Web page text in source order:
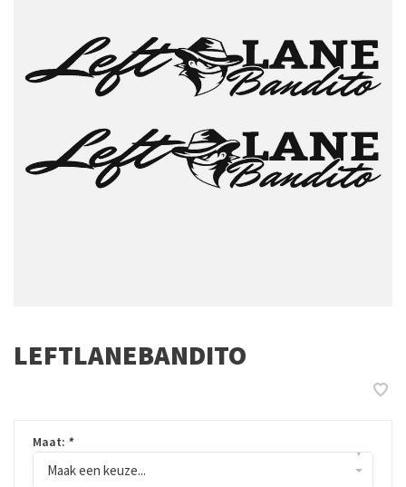
LEFTLANEBANDITO
Maat: *
Maak een keuze...
▾